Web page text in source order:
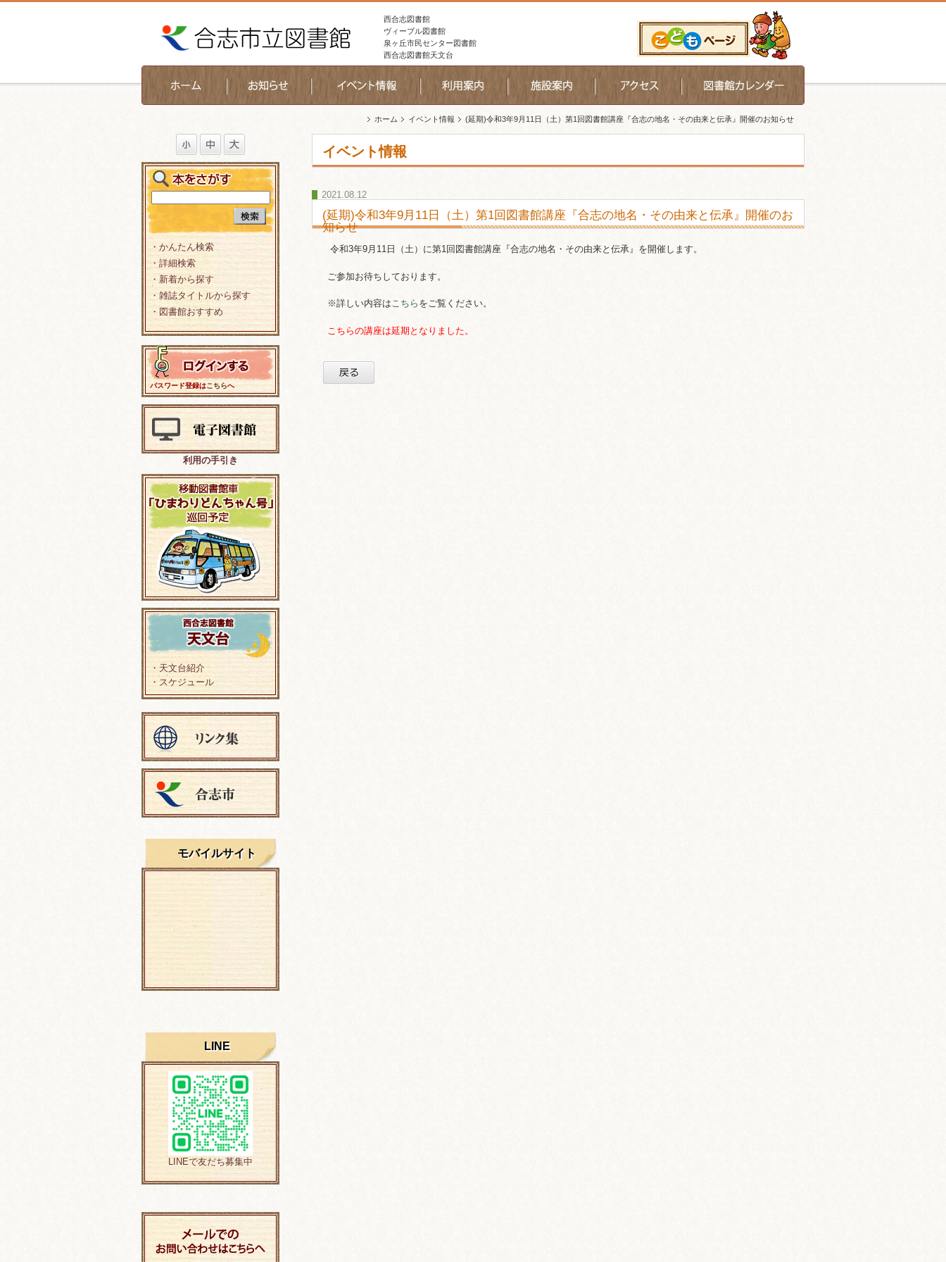
西合志図書館
ヴィーブル図書館
泉ヶ丘市民センター図書館
西合志図書館天文台
ホーム イベント情報 (延期)令和3年9月11日（土）第1回図書館講座『合志の地名・その由来と伝承』開催のお知らせ
イベント情報
2021.08.12
(延期)令和3年9月11日（土）第1回図書館講座『合志の地名・その由来と伝承』開催のお
知らせ
令和3年9月11日（土）に第1回図書館講座『合志の地名・その由来と伝承』を開催します。
ご参加お待ちしております。
※詳しい内容はこちら をご覧ください。
こちらの講座は延期となりました。
・かんたん検索
・詳細検索
・新着から探す
・雑誌タイトルから探す
・図書館おすすめ
パスワード登録はこちらへ
利用の手引き
・天文台紹介
・スケジュール
モバイルサイト
LINE
LINEで友だち募集中